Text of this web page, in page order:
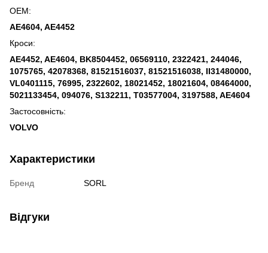
OEM:
AE4604, AE4452
Кроси:
AE4452, AE4604, BK8504452, 06569110, 2322421, 244046,
1075765, 42078368, 81521516037, 81521516038, II31480000,
VL0401115, 76995, 2322602, 18021452, 18021604, 08464000,
5021133454, 094076, S132211, T03577004, 3197588, AE4604
Застосовність:
VOLVO
Характеристики
Бренд SORL
Відгуки